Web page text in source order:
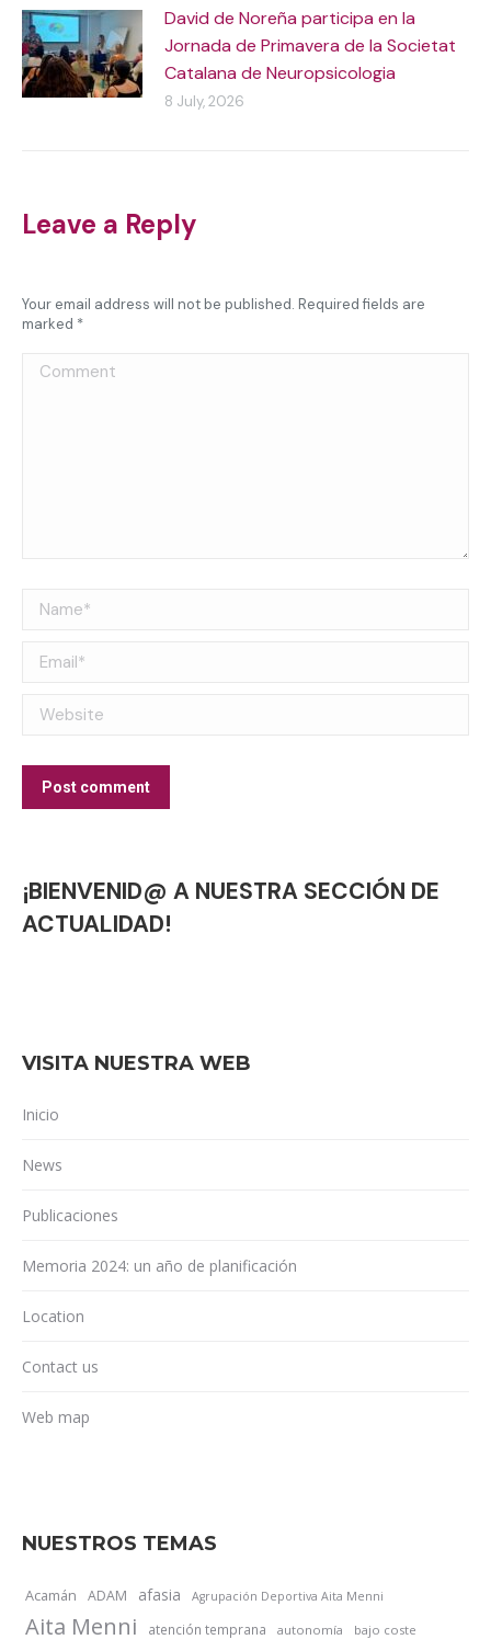
David de Noreña participa en la
Jornada de Primavera de la Societat
Catalana de Neuropsicologia
8 July, 2026
Leave a Reply
Your email address will not be published. Required fields are
marked *
Comment
Name *
Email *
Website
Post comment
¡BIENVENID@ A NUESTRA SECCIÓN DE
ACTUALIDAD!
VISITA NUESTRA WEB
Inicio
News
Publicaciones
Memoria 2024: un año de planificación
Location
Contact us
Web map
NUESTROS TEMAS
Acamán ADAM afasia Agrupación Deportiva Aita Menni
Aita Menni atención temprana autonomía bajo coste